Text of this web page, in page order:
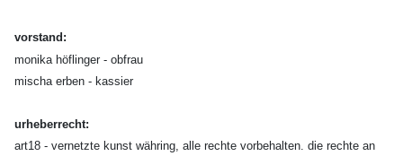
vorstand:
monika höflinger - obfrau
mischa erben - kassier
urheberrecht:
art18 - vernetzte kunst währing, alle rechte vorbehalten. die rechte an